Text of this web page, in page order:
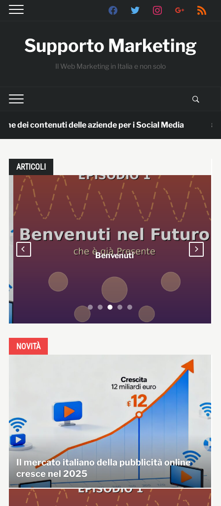
facebooktwitter instagramgoogle rss
Supporto Marketing
Il Web Marketing in Italia e non solo
delle aziende per i Social Media 8 mesi ago Il
ARTICOLI
Benvenuti
NOVITÀ
Il mercato italiano della pubblicità online
cresce nel 2025